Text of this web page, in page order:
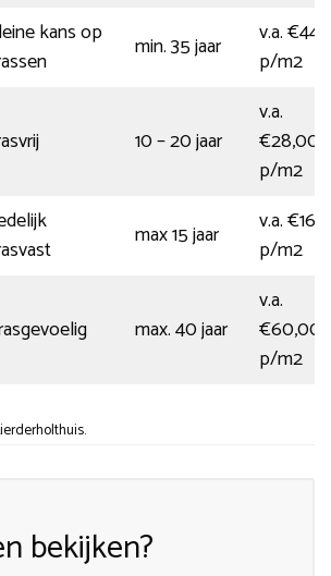
kans op
min. 35 jaar
v.a. €44,00
p/m2
10 – 20 jaar
v.a.
€28,00
p/m2
max 15 jaar
v.a. €16,50
p/m2
max. 40 jaar
v.a.
€60,00
p/m2
bekijken?